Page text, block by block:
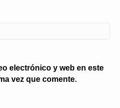
electrónico y web en este
vez que comente.